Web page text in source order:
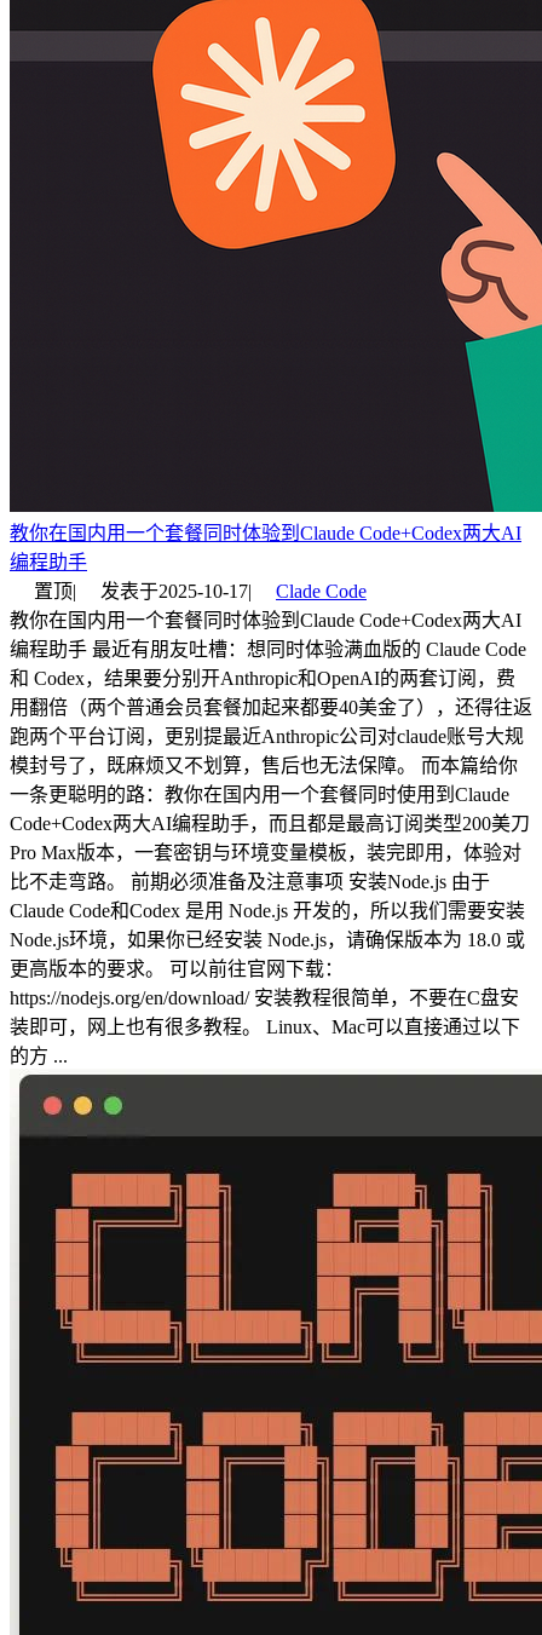
教你在国内用一个套餐同时体验到Claude Code+Codex两大AI
编程助手
置顶| 发表于2025-10-17|
Clade Code
教你在国内用一个套餐同时体验到Claude Code+Codex两大AI
编程助手 最近有朋友吐槽：想同时体验满血版的 Claude Code
和 Codex，结果要分别开Anthropic和OpenAI的两套订阅，费
用翻倍（两个普通会员套餐加起来都要40美金了），还得往返
跑两个平台订阅，更别提最近Anthropic公司对claude账号大规
模封号了，既麻烦又不划算，售后也无法保障。 而本篇给你
一条更聪明的路：教你在国内用一个套餐同时使用到Claude
Code+Codex两大AI编程助手，而且都是最高订阅类型200美刀
Pro Max版本，一套密钥与环境变量模板，装完即用，体验对
比不走弯路。 前期必须准备及注意事项 安装Node.js 由于
Claude Code和Codex 是用 Node.js 开发的，所以我们需要安装
Node.js环境，如果你已经安装 Node.js，请确保版本为 18.0 或
更高版本的要求。 可以前往官网下载：
https://nodejs.org/en/download/ 安装教程很简单，不要在C盘安
装即可，网上也有很多教程。 Linux、Mac可以直接通过以下
的方 ...